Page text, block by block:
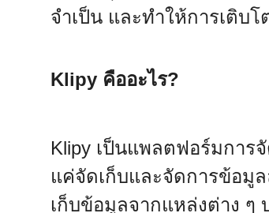
จำเป็น และทำให้การเติบ
Klipy คืออะไร?
Klipy เป็นแพลตฟอร์มการ
แค่จัดเก็บและจัดการข้อมู
เก็บข้อมูลจากแหล่งต่าง ๆ